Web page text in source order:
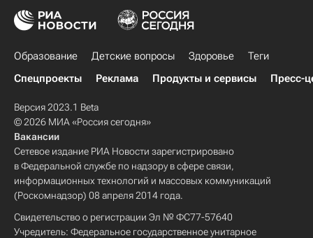
Образование Детские вопросы Здоровье
Теги
Спецпроекты
Реклама Продукты и сервисы Пресс-
Версия 2023.1 Beta
© 2026 МИА «Россия сегодня»
Вакансии
Сетевое издание РИА Новости зарегистрировано
в Федеральной службе по надзору в сфере связи,
информационных технологий и массовых коммуникаций
(Роскомнадзор) 08 апреля 2014 года.
Свидетельство о регистрации Эл № ФС77-57640
Учредитель: Федеральное государственное унитарное